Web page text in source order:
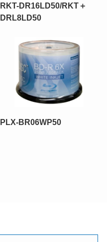
RKT-DR16LD50/RKT＋
DRL8LD50
PLX-BR06WP50